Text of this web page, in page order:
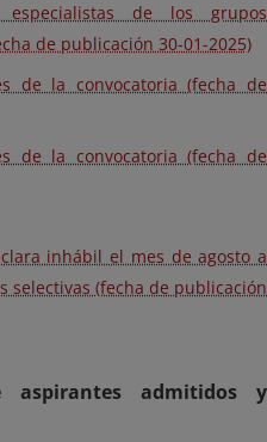
especialistas de los grupos
de publicación 30-01-2025)
de la convocatoria (fecha de
de la convocatoria (fecha de
inhábil el mes de agosto a
selectivas (fecha de publicación
aspirantes admitidos y